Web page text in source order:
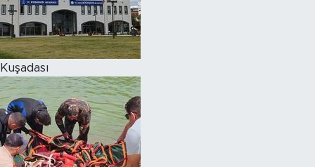
Kuşadası